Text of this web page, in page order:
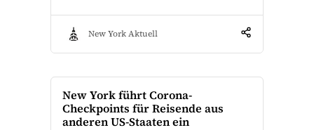
New York Aktuell
New York führt Corona-
Checkpoints für Reisende aus
anderen US-Staaten ein